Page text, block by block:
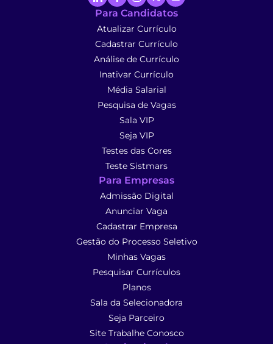
Para Candidatos
Atualizar Currículo
Cadastrar Currículo
Análise de Currículo
Inativar Currículo
Média Salarial
Pesquisa de Vagas
Sala VIP
Seja VIP
Testes das Cores
Teste Sistmars
Para Empresas
Admissão Digital
Anunciar Vaga
Cadastrar Empresa
Gestão do Processo Seletivo
Minhas Vagas
Pesquisar Currículos
Planos
Sala da Selecionadora
Seja Parceiro
Site Trabalhe Conosco